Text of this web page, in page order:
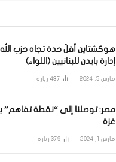
هوكشتاين أقلّ حدة تجاه حزب
إدارة بايدن للبنانيين (اللواء)
مارس 5, 2024 487 زيارة
مصر: توصلنا إلى “نقطة
غزة
مارس 1, 2024 379 زيارة